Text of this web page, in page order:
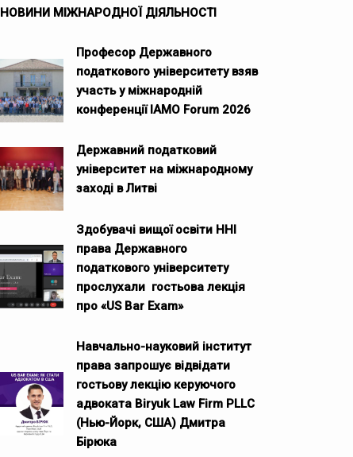
НОВИНИ МІЖНАРОДНОЇ ДІЯЛЬНОСТІ
Професор Державного
податкового університету взяв
участь у міжнародній
конференції IAMO Forum 2026
Державний податковий
університет на міжнародному
заході в Литві
Здобувачі вищої освіти ННІ
права Державного
податкового університету
прослухали гостьова лекція
про «US Bar Exam»
Навчально-науковий інститут
права запрошує відвідати
гостьову лекцію керуючого
адвоката Biryuk Law Firm PLLC
(Нью-Йорк, США) Дмитра
Бірюка